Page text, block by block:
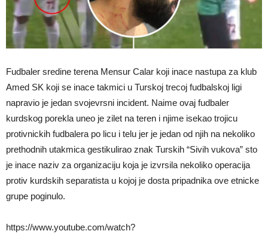
Fudbaler sredine terena Mensur Calar koji inace nastupa za klub
Amed SK koji se inace takmici u Turskoj trecoj fudbalskoj ligi
napravio je jedan svojevrsni incident. Naime ovaj fudbaler
kurdskog porekla uneo je zilet na teren i njime isekao trojicu
protivnickih fudbalera po licu i telu jer je jedan od njih na nekoliko
prethodnih utakmica gestikulirao znak Turskih “Sivih vukova” sto
je inace naziv za organizaciju koja je izvrsila nekoliko operacija
protiv kurdskih separatista u kojoj je dosta pripadnika ove etnicke
grupe poginulo.
https://www.youtube.com/watch?